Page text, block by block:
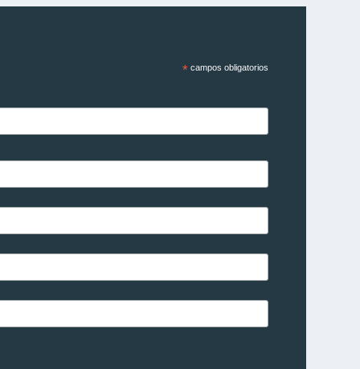
*campos obligatorios